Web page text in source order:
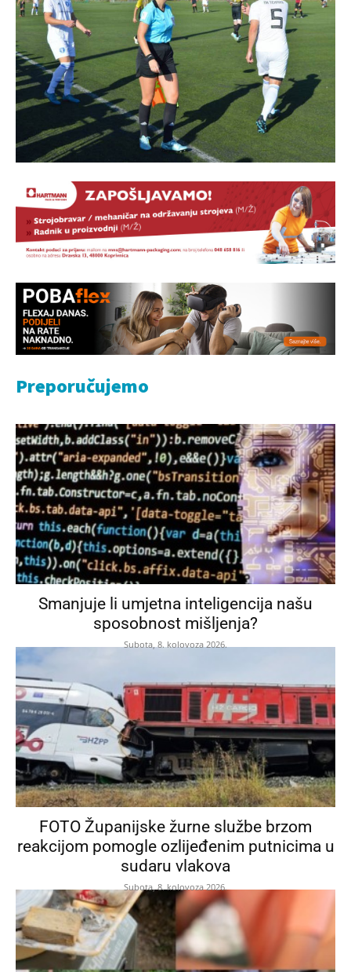
Preporučujemo
Smanjuje li umjetna inteligencija našu
sposobnost mišljenja?
Subota, 8. kolovoza 2026.
FOTO Županijske žurne službe brzom
reakcijom pomogle ozlijeđenim putnicima u
sudaru vlakova
Subota, 8. kolovoza 2026.